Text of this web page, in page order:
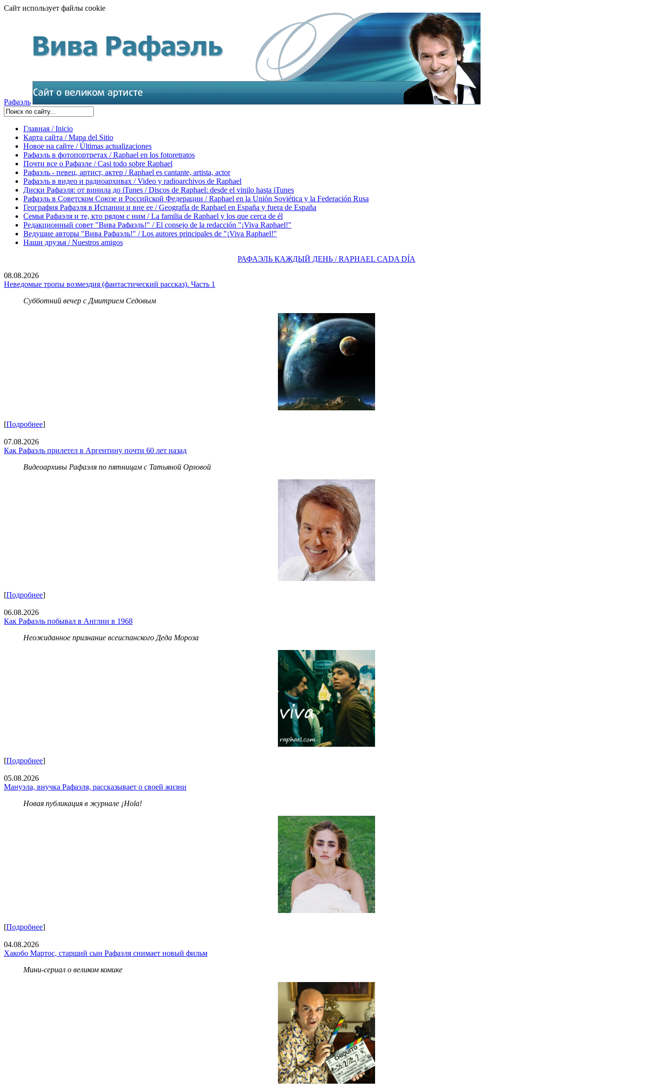
Сайт использует файлы cookie
Рафаэль
Главная / Inicio
Карта сайта / Mapa del Sitio
Новое на сайте / Últimas actualizaciones
Рафаэль в фотопортретах / Raphael en los fotoretratos
Почти все о Рафаэле / Casi todo sobre Raphael
Рафаэль - певец, артист, актер / Raphael es cantante, artista, actor
Рафаэль в видео и радиоархивах / Video y radioarchivos de Raphael
Диски Рафаэля: от винила до iTunes / Discos de Raphael: desde el vinilo hasta iTunes
Рафаэль в Советском Союзе и Российской Федерации / Raphael en la Unión Soviética y la Federación Rusa
География Рафаэля в Испании и вне ее / Geografía de Raphael en España y fuera de España
Семья Рафаэля и те, кто рядом с ним / La familia de Raphael y los que cerca de él
Редакционный совет "Вива Рафаэль!" / El consejo de la redacción "¡Viva Raphael!"
Ведущие авторы "Вива Рафаэль!" / Los autores principales de "¡Viva Raphael!"
Наши друзья / Nuestros amigos
РАФАЭЛЬ КАЖДЫЙ ДЕНЬ / RAPHAEL CADA DÍA
08.08.2026
Неведомые тропы возмездия (фантастический рассказ). Часть 1
Субботний вечер с Дмитрием Седовым
[Подробнее]
07.08.2026
Как Рафаэль прилетел в Аргентину почти 60 лет назад
Видеоархивы Рафаэля по пятницам с Татьяной Орловой
[Подробнее]
06.08.2026
Как Рафаэль побывал в Англии в 1968
Неожиданное признание всеиспанского Деда Мороза
[Подробнее]
05.08.2026
Мануэла, внучка Рафаэля, рассказывает о своей жизни
Новая публикация в журнале ¡Hola!
[Подробнее]
04.08.2026
Хакобо Мартос, старший сын Рафаэля снимает новый фильм
Мини-сериал о великом комике